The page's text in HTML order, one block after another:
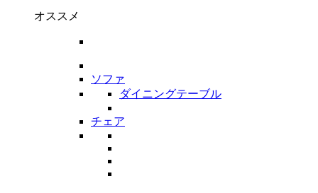
オススメ
ソファ
ダイニングテーブル
チェア